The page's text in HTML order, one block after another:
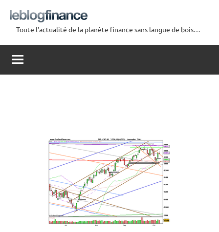
contenu
Le
Blog
Finance
Toute l'actualité de la planète finance sans langue de bois…